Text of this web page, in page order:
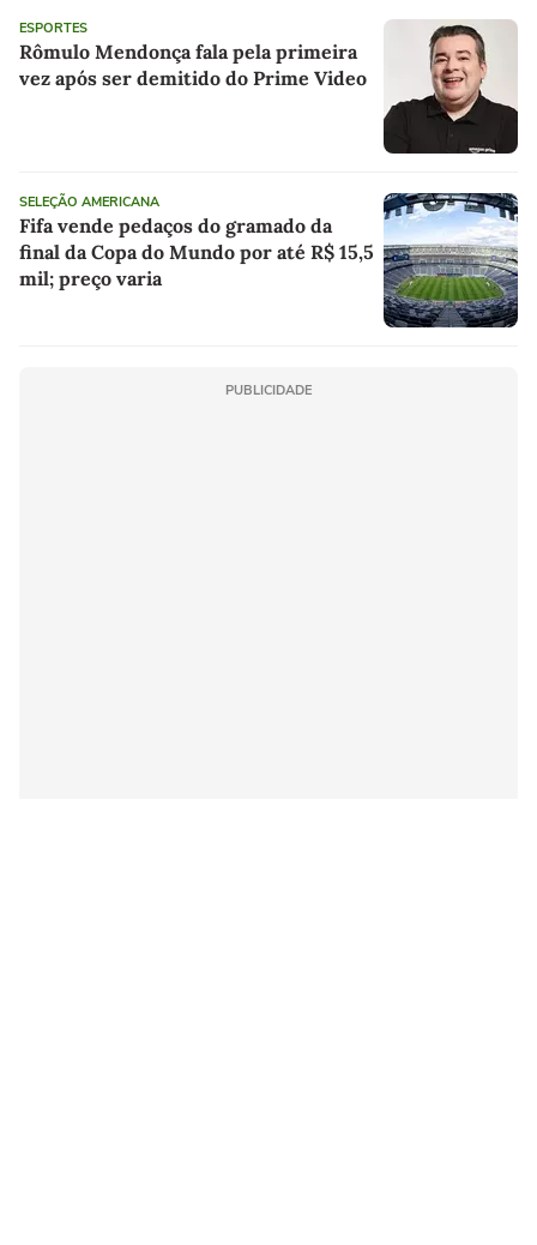
ESPORTES
Rômulo Mendonça fala pela primeira
vez após ser demitido do Prime Video
SELEÇÃO AMERICANA
Fifa vende pedaços do gramado da
final da Copa do Mundo por até R$ 15,5
mil; preço varia
PUBLICIDADE